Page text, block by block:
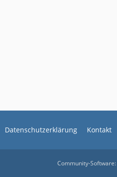
Datenschutzerklärung Kontakt
Community-Software: